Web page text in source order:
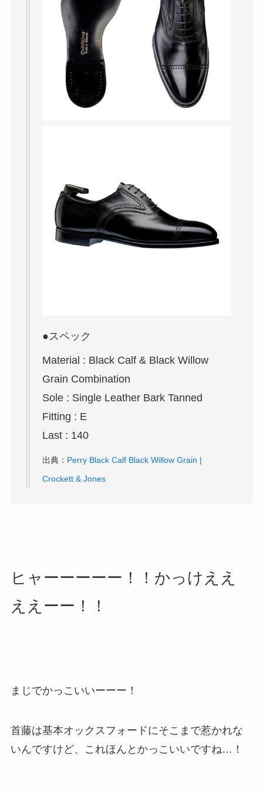
●スペック
Material : Black Calf & Black Willow
Grain Combination
Sole : Single Leather Bark Tanned
Fitting : E
Last : 140
出典： Perry Black Calf Black Willow Grain |
Crockett & Jones
ヒャーーーーー！！かっけええ
ええーー！！
まじでかっこいいーーー！
首藤は基本オックスフォードにそこまで惹かれな
いんですけど、これほんとかっこいいですね…！